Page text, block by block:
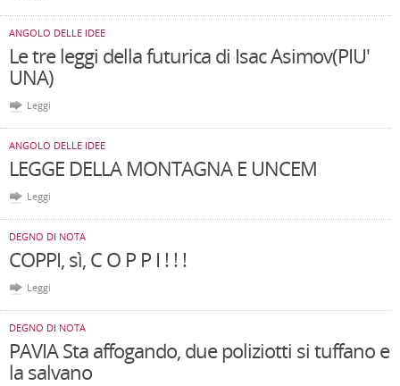
ANGOLO DELLE IDEE
Le tre leggi della futurica di Isac Asimov(PIU'
UNA)
Leggi
ANGOLO DELLE IDEE
LEGGE DELLA MONTAGNA E UNCEM
Leggi
DEGNO DI NOTA
COPPI, sì, C O P P I ! ! !
Leggi
DEGNO DI NOTA
PAVIA Sta affogando, due poliziotti si tuffano e
la salvano